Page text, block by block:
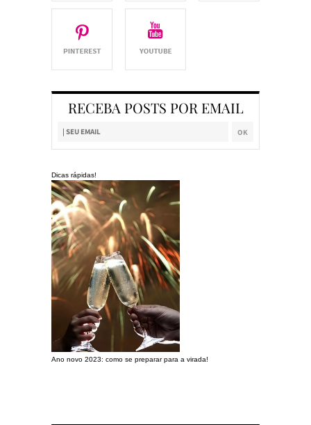
RECEBA POSTS POR EMAIL
Dicas rápidas!
Ano novo 2023: como se preparar para a virada!